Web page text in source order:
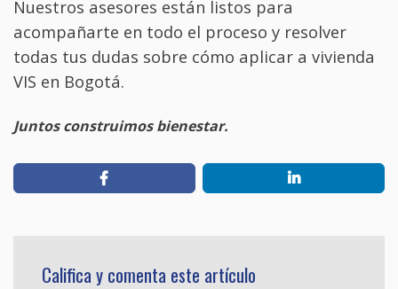
Nuestros asesores están listos para
acompañarte en todo el proceso y resolver
todas tus dudas sobre cómo aplicar a vivienda
VIS en Bogotá.
Juntos construimos bienestar.
Califica y comenta este artículo